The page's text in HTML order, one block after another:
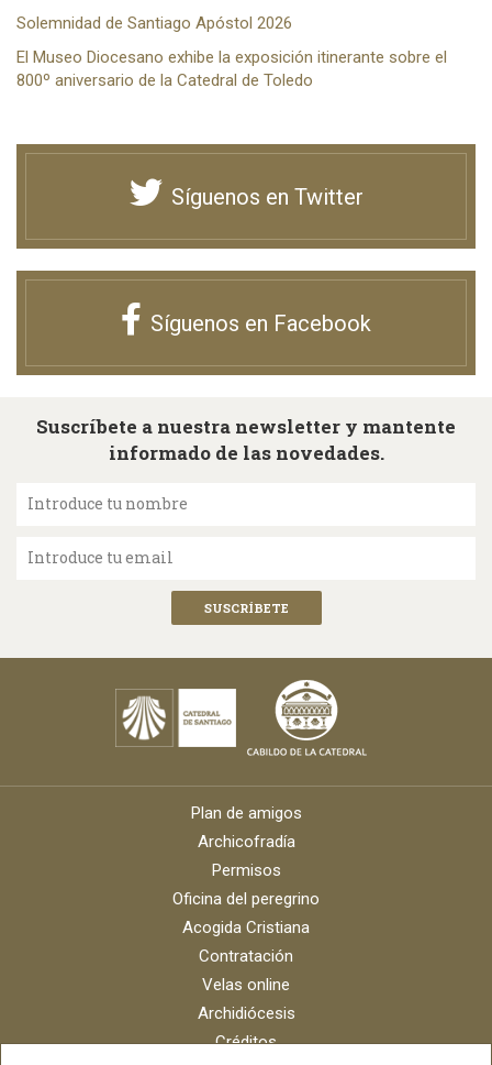
Solemnidad de Santiago Apóstol 2026
El Museo Diocesano exhibe la exposición itinerante sobre el
800º aniversario de la Catedral de Toledo
Síguenos en Twitter
Síguenos en Facebook
Suscríbete a nuestra newsletter y mantente
informado de las novedades.
Introduce tu nombre
Introduce tu email
Plan de amigos
Archicofradía
Permisos
Oficina del peregrino
Acogida Cristiana
Contratación
Velas online
Archidiócesis
Créditos